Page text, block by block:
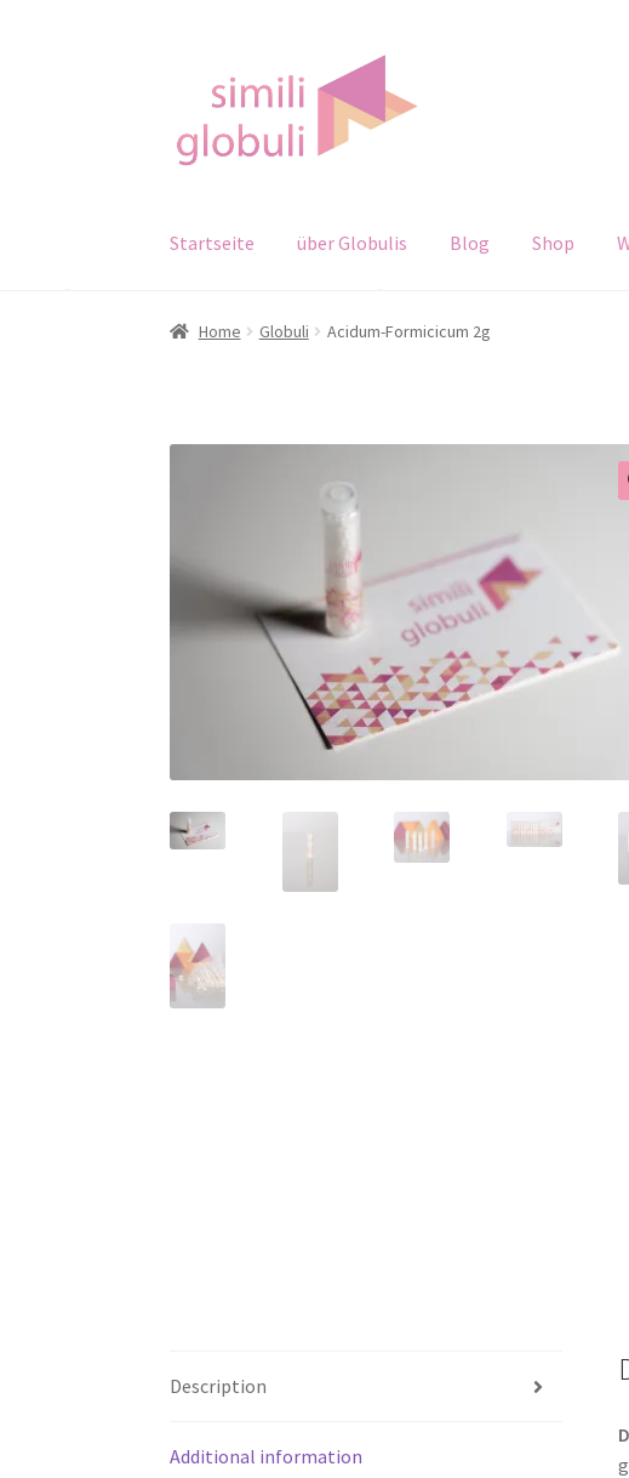
Navigation
springen
Inhalt
springen
Startseite über Globulis Blog Shop
Home Globuli Acidum-Formicicum 2g
Description
Additional information